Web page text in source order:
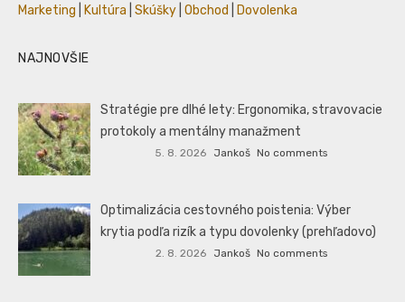
Marketing
Kultúra Skúšky Obchod Dovolenka
NAJNOVŠIE
Stratégie pre dlhé lety: Ergonomika, stravovacie
protokoly a mentálny manažment
5. 8. 2026 Jankoš No comments
Optimalizácia cestovného poistenia: Výber
krytia podľa rizík a typu dovolenky (prehľadovo)
2. 8. 2026 Jankoš No comments